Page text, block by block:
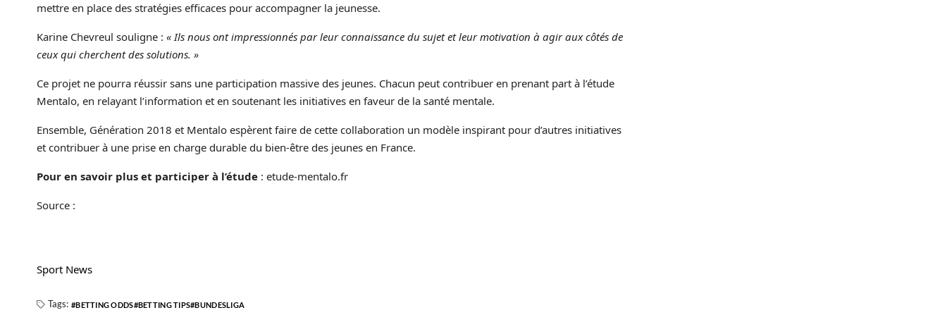
mettre en place des stratégies efficaces pour accompagner la jeunesse.
Karine Chevreul souligne : « Ils nous ont impressionnés par leur connaissance du sujet et leur motivation à agir aux côtés de
ceux qui cherchent des solutions. »
Ce projet ne pourra réussir sans une participation massive des jeunes. Chacun peut contribuer en prenant part à l’étude
Mentalo, en relayant l’information et en soutenant les initiatives en faveur de la santé mentale.
Ensemble, Génération 2018 et Mentalo espèrent faire de cette collaboration un modèle inspirant pour d’autres initiatives
et contribuer à une prise en charge durable du bien-être des jeunes en France.
Pour en savoir plus et participer à l’étude : etude-mentalo.fr
Source :
Sport News
Tags: BETTING ODDS BETTING TIPS BUNDESLIGA